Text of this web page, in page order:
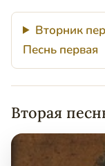
Вторник
Песнь первая
Вторая